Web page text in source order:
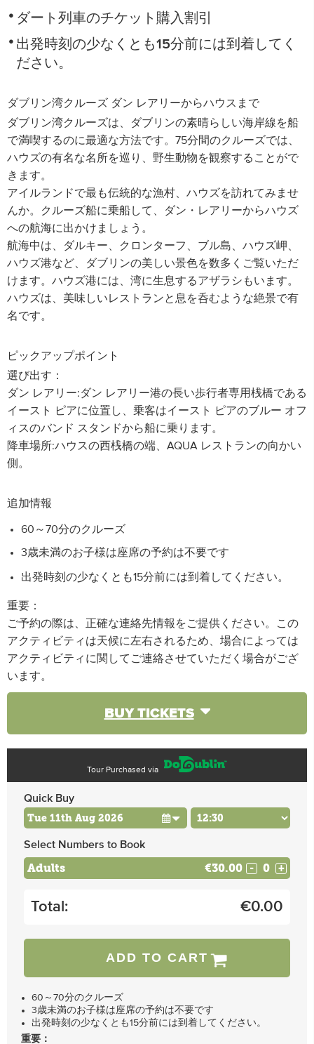
ダート列車のチケット購入割引
出発時刻の少なくとも15分前には到着してく
ださい。
ダブリン湾クルーズ ダン レアリーからハウスまで
ダブリン湾クルーズは、ダブリンの素晴らしい海岸線を船
で満喫するのに最適な方法です。75分間のクルーズでは、
ハウズの有名な名所を巡り、野生動物を観察することがで
きます。
アイルランドで最も伝統的な漁村、ハウズを訪れてみませ
んか。クルーズ船に乗船して、ダン・レアリーからハウズ
への航海に出かけましょう。
航海中は、ダルキー、クロンターフ、ブル島、ハウズ岬、
ハウズ港など、ダブリンの美しい景色を数多くご覧いただ
けます。ハウズ港には、湾に生息するアザラシもいます。
ハウズは、美味しいレストランと息を呑むような絶景で有
名です。
ピックアップポイント
選び出す：
ダン レアリー:ダン レアリー港の長い歩行者専用桟橋である
イースト ピアに位置し、乗客はイースト ピアのブルー オフ
ィスのバンド スタンドから船に乗ります。
降車場所:ハウスの西桟橋の端、AQUA レストランの向かい
側。
追加情報
60～70分のクルーズ
3歳未満のお子様は座席の予約は不要です
出発時刻の少なくとも15分前には到着してください。
重要：
ご予約の際は、正確な連絡先情報をご提供ください。この
アクティビティは天候に左右されるため、場合によっては
アクティビティに関してご連絡させていただく場合がござ
います。
BUY TICKETS
Tour Purchased via
Quick Buy
Select Numbers to Book
Adults €30.00 - +
Total: €0.00
ADD TO CART
60～70分のクルーズ
3歳未満のお子様は座席の予約は不要です
出発時刻の少なくとも15分前には到着してください。
重要：